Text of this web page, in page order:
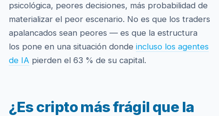
psicológica, peores decisiones, más probabilidad de
materializar el peor escenario. No es que los traders
apalancados sean peores — es que la estructura
los pone en una situación donde incluso los agentes
de IA pierden el 63 % de su capital.
¿Es cripto más frágil que la